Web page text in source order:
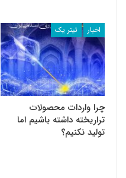
اخبار تیتر یک
چرا واردات محصولات
تراریخته داشته باشیم اما
تولید نکنیم؟